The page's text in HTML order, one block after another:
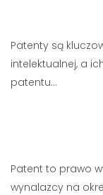
Patenty są
intelektualnej, a
patentu…
Patent to prawo
wynalazcy na